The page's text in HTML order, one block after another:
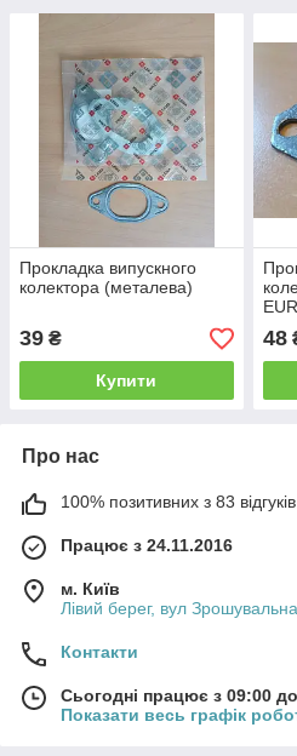
Прокладка випускного
колектора (металева)
39 ₴
Купити
48
Про нас
100% позитивних з 83 відгуків
Працює з 24.11.2016
м. Київ
Лівий берег, вул
Контакти
Сьогодні працює з 09:00
Показати весь графік